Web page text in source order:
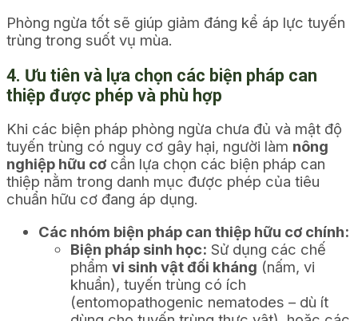
Phòng ngừa tốt sẽ giúp giảm đáng kể áp lực tuyến
trùng trong suốt vụ mùa.
4. Ưu tiên và lựa chọn các biện pháp can
thiệp được phép và phù hợp
Khi các biện pháp phòng ngừa chưa đủ và mật độ
tuyến trùng có nguy cơ gây hại, người làm nông
nghiệp hữu cơ cần lựa chọn các biện pháp can
thiệp nằm trong danh mục được phép của tiêu
chuẩn hữu cơ đang áp dụng.
Các nhóm biện pháp can thiệp hữu cơ chính:
Biện pháp sinh học: Sử dụng các chế
phẩm vi sinh vật đối kháng (nấm, vi
khuẩn), tuyến trùng có ích
(entomopathogenic nematodes – dù ít